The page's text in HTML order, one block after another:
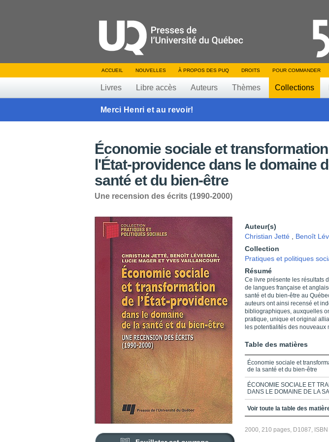
ACCUEIL NOUVELLES À PROPOS DES PUQ DROITS POUR COMMANDER
Livres Libre accès Auteurs Thèmes Collections
Merci Henri et au revoir!
Économie sociale et
l'État-providence dans le domaine
santé et du bien-être
Une recension des écrits (1990-2000)
Auteur(s)
Christian Jetté
Benoît
Collection
Pratiques et politiques
Résumé
Ce livre présente les résultats
de langues française et
santé et du bien-être au
auteurs ont ainsi recensé et
bibliographiques, auxquelles
pratique, unique et original
les potentialités des
Table des matières
Économie sociale et
de la santé et du bien-être
ÉCONOMIE SOCIALE ET
DANS LE DOMAINE DE LA
Remerciements
Voir toute la table des
2000, 210 pages, D1087,